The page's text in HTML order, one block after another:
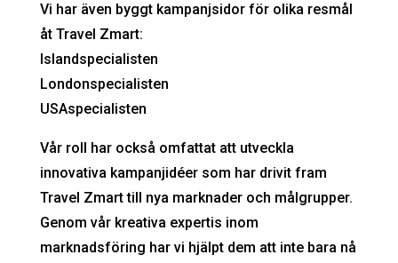
Vi har även byggt kampanjsidor för olika resmål
åt Travel Zmart:
Islandspecialisten
Londonspecialisten
USAspecialisten
Vår roll har också omfattat att utveckla
innovativa kampanjidéer som har drivit fram
Travel Zmart till nya marknader och målgrupper.
Genom vår kreativa expertis inom
marknadsföring har vi hjälpt dem att inte bara nå